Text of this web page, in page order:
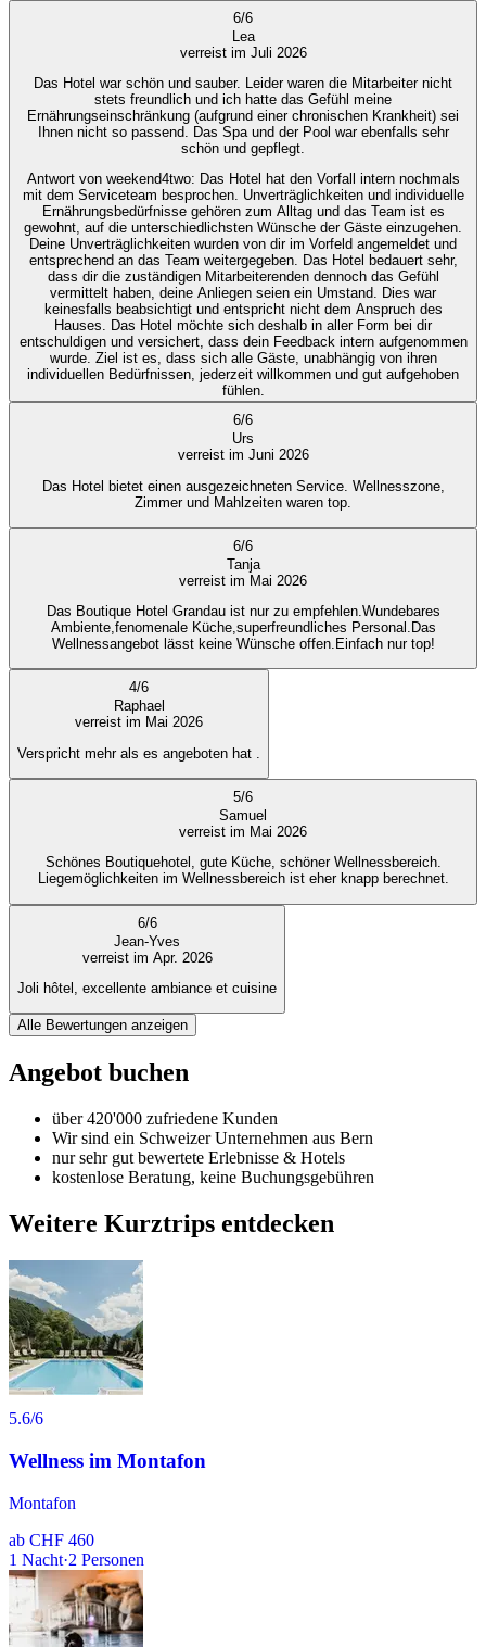
6/6
Lea
verreist im Juli 2026
Das Hotel war schön und sauber. Leider waren die Mitarbeiter nicht
stets freundlich und ich hatte das Gefühl meine
Ernährungseinschränkung (aufgrund einer chronischen Krankheit) sei
Ihnen nicht so passend. Das Spa und der Pool war ebenfalls sehr
schön und gepflegt.
Antwort von weekend4two: Das Hotel hat den Vorfall intern nochmals
mit dem Serviceteam besprochen. Unverträglichkeiten und individuelle
Ernährungsbedürfnisse gehören zum Alltag und das Team ist es
gewohnt, auf die unterschiedlichsten Wünsche der Gäste einzugehen.
Deine Unverträglichkeiten wurden von dir im Vorfeld angemeldet und
entsprechend an das Team weitergegeben. Das Hotel bedauert sehr,
dass dir die zuständigen Mitarbeiterenden dennoch das Gefühl
vermittelt haben, deine Anliegen seien ein Umstand. Dies war
keinesfalls beabsichtigt und entspricht nicht dem Anspruch des
Hauses. Das Hotel möchte sich deshalb in aller Form bei dir
entschuldigen und versichert, dass dein Feedback intern aufgenommen
wurde. Ziel ist es, dass sich alle Gäste, unabhängig von ihren
individuellen Bedürfnissen, jederzeit willkommen und gut aufgehoben
fühlen.
6/6
Urs
verreist im Juni 2026
Das Hotel bietet einen ausgezeichneten Service. Wellnesszone,
Zimmer und Mahlzeiten waren top.
6/6
Tanja
verreist im Mai 2026
Das Boutique Hotel Grandau ist nur zu empfehlen.Wundebares
Ambiente,fenomenale Küche,superfreundliches Personal.Das
Wellnessangebot lässt keine Wünsche offen.Einfach nur top!
4/6
Raphael
verreist im Mai 2026
Verspricht mehr als es angeboten hat .
5/6
Samuel
verreist im Mai 2026
Schönes Boutiquehotel, gute Küche, schöner Wellnessbereich.
Liegemöglichkeiten im Wellnessbereich ist eher knapp berechnet.
6/6
Jean-Yves
verreist im Apr. 2026
Joli hôtel, excellente ambiance et cuisine
Alle Bewertungen anzeigen
Angebot buchen
über 420'000 zufriedene Kunden
Wir sind ein Schweizer Unternehmen aus Bern
nur sehr gut bewertete Erlebnisse & Hotels
kostenlose Beratung, keine Buchungsgebühren
Weitere Kurztrips entdecken
5.6/6
Wellness im Montafon
Montafon
ab CHF 460
1 Nacht·2 Personen